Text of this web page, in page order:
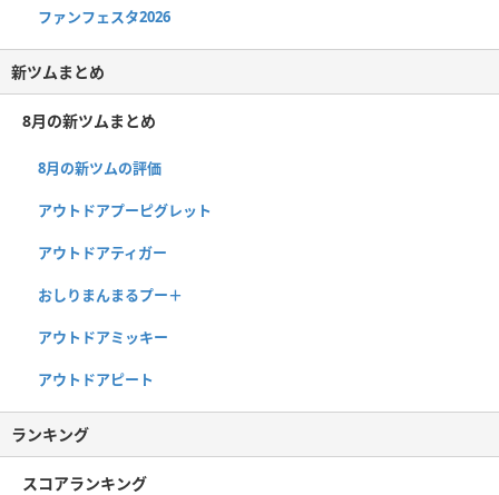
ファンフェスタ2026
新ツムまとめ
8月の新ツムまとめ
8月の新ツムの評価
アウトドアプーピグレット
アウトドアティガー
おしりまんまるプー＋
アウトドアミッキー
アウトドアピート
ランキング
スコアランキング